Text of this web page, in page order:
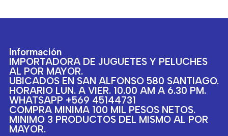
Información
IMPORTADORA DE JUGUETES Y PELUCHES
AL POR MAYOR.
UBICADOS EN SAN ALFONSO 580 SANTIAGO.
HORARIO LUN. A VIER. 10.00 AM A 6.30 PM.
WHATSAPP +569 45144731
COMPRA MINIMA 100 MIL PESOS NETOS.
MINIMO 3 PRODUCTOS DEL MISMO AL POR
MAYOR.